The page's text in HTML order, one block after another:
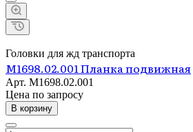
Головки для жд транспорта
М1698.02.001 Планка подвижная
Арт. М1698.02.001
Цена по запросу
В корзину